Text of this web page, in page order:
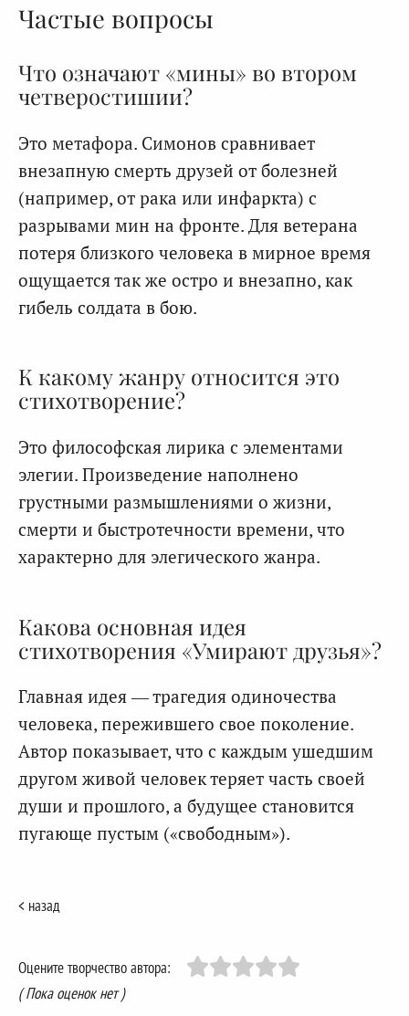
Частые вопросы
Что означают «мины» во втором
четверостишии?
Это метафора. Симонов сравнивает
внезапную смерть друзей от болезней
(например, от рака или инфаркта) с
разрывами мин на фронте. Для ветерана
потеря близкого человека в мирное время
ощущается так же остро и внезапно, как
гибель солдата в бою.
К какому жанру относится это
стихотворение?
Это философская лирика с элементами
элегии. Произведение наполнено
грустными размышлениями о жизни,
смерти и быстротечности времени, что
характерно для элегического жанра.
Какова основная идея
стихотворения «Умирают друзья»?
Главная идея — трагедия одиночества
человека, пережившего свое поколение.
Автор показывает, что с каждым ушедшим
другом живой человек теряет часть своей
души и прошлого, а будущее становится
пугающе пустым («свободным»).
< назад
Оцените творчество автора:
( Пока оценок нет )